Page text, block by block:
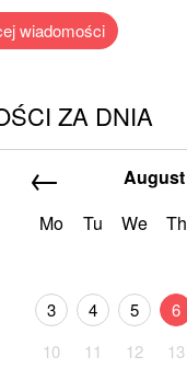
wiadomości
ZA DNIA
August
Mo
Tu We Th
3
4 5 6
10
11 12 13